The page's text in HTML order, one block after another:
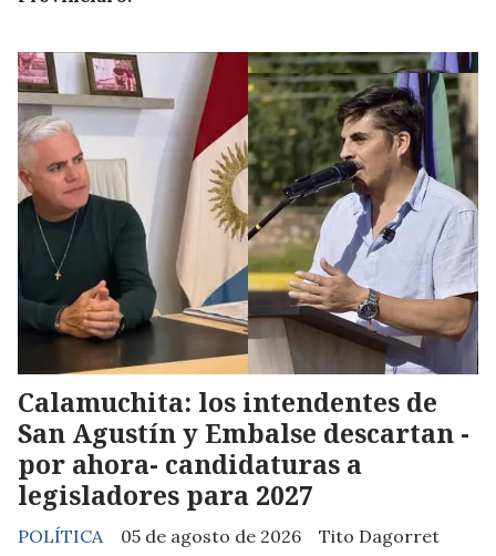
Calamuchita: los intendentes de
San Agustín y Embalse descartan -
por ahora- candidaturas a
legisladores para 2027
Tito Dagorret
POLÍTICA
05 de agosto de 2026